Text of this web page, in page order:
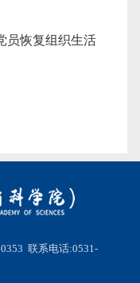
员恢复组织生活
联系电话:0531-